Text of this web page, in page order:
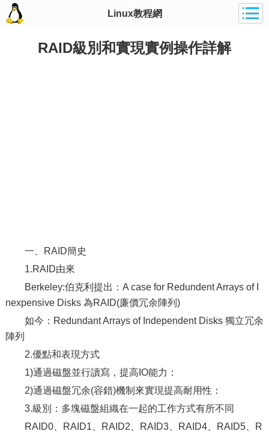
Linux教程網
RAID級別和實現實例操作詳解
一、RAID簡史
1.RAID由來
Berkeley:伯克利提出：A case for Redundent Arrays of I
nexpensive Disks 為RAID(廉價冗余陣列)
如今：Redundant Arrays of Independent Disks 獨立冗余
陣列
2.優點和表現方式
1)通過磁盤並行讀寫，提高IO能力：
2)通過磁盤冗余(容錯)機制來實現提高耐用性：
3.級別：多塊磁盤組織在一起的工作方式有所不同
RAID0、RAID1、RAID2、RAID3、RAID4、RAID5、R